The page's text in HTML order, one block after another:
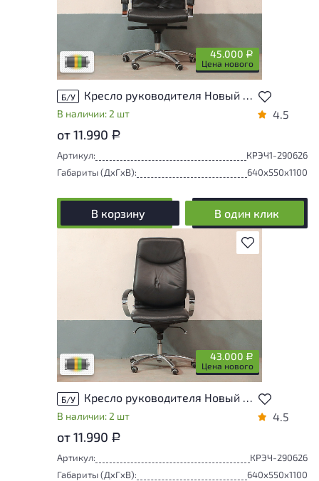
45.000 Р
Цена нового
эксплуатации до мелких повреждений, не
влияющих на удобство его
использования. Подробнее об износе в
Разная степень износа
Б/У Кресло руководителя Новый Стиль Искусственная кожа Чёрный Беларусь
В наличии: 2 шт 4.5
от 11.990 Р
Артикул:
КРЭЧ1-290626
Габариты (ДxГxВ):
640x550x1100
В корзину В один клик
В избранное
43.000 Р
Цена нового
Товар представлен с разной степенью
износа. От незначительных следов
эксплуатации до мелких повреждений, не
влияющих на удобство его
использования. Подробнее об износе в
разделе характеристики.
Разная степень износа
Б/У Кресло руководителя Новый Стиль Искусственная кожа Чёрный Беларусь
В наличии: 2 шт 4.5
от 11.990 Р
Артикул:
КРЭЧ-290626
Габариты (ДxГxВ):
640x550x1100